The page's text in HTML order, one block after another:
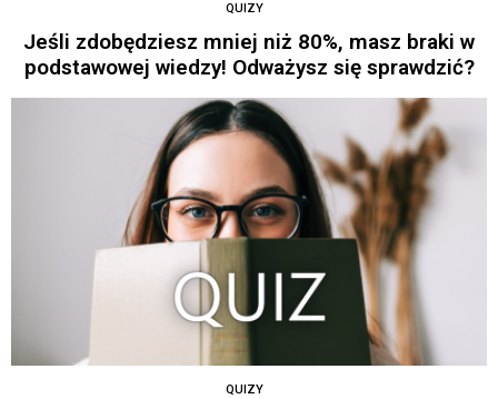
QUIZY
Jeśli zdobędziesz mniej niż 80%, masz braki w
podstawowej wiedzy! Odważysz się sprawdzić?
QUIZY